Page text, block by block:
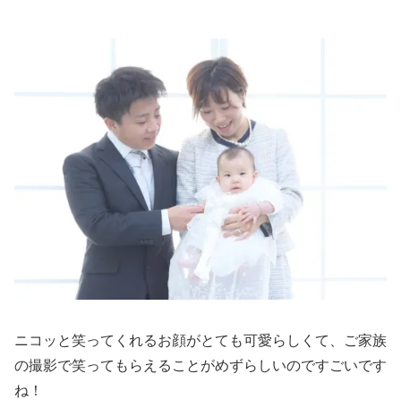
ニコッと笑ってくれるお顔がとても可愛らしくて、ご家族
の撮影で笑ってもらえることがめずらしいのですごいです
ね！